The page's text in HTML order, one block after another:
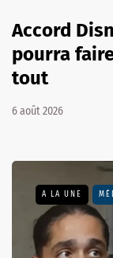
Accord
pourra
tout
6 août 2026
A LA UNE